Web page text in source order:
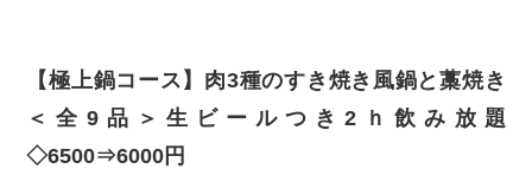
【極上鍋コース】肉3種のすき焼き風鍋と藁焼き
＜全9品＞生ビールつき2ｈ飲み放題
◇6500⇒6000円